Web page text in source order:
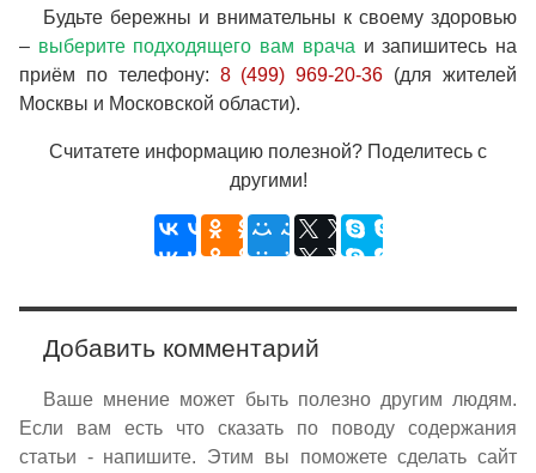
Будьте бережны и внимательны к своему здоровью
– выберите подходящего вам врача и запишитесь на
приём по телефону: 8 (499) 969-20-36 (для жителей
Москвы и Московской области).
Считатете информацию полезной? Поделитесь с
другими!
Добавить комментарий
Ваше мнение может быть полезно другим людям.
Если вам есть что сказать по поводу содержания
статьи - напишите. Этим вы поможете сделать сайт